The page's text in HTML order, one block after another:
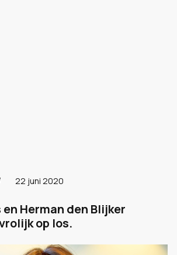
22 juni 2020
Herman den Blijker
op los.